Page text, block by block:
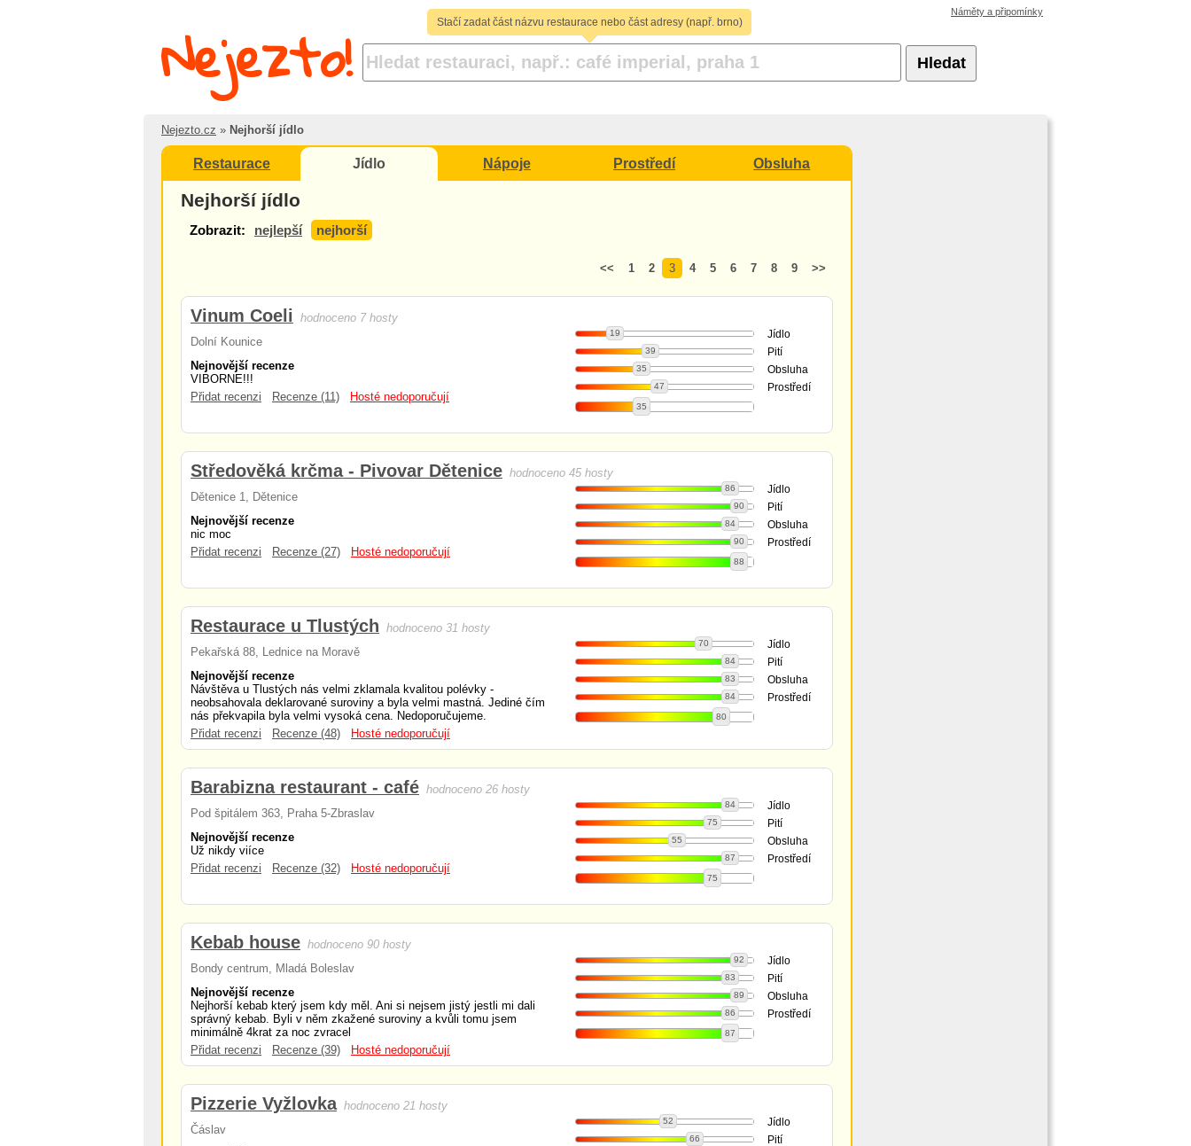
Stačí zadat část názvu restaurace nebo část adresy (např. brno)
Nejezto! Hledat
Nejezto.cz » Nejhorší jídlo
Restaurace Jídlo Nápoje Prostředí Obsluha
Nejhorší jídlo
Zobrazit: nejlepší nejhorší
<< 1 2 3 4 5 6 7 8 9 >>
Vinum Coeli hodnoceno 7 hosty
Dolní Kounice
Nejnovější recenze
VIBORNE!!!
Přidat recenzi
Recenze (11) Hosté nedoporučují
19 Jídlo
39 Pití
35 Obsluha
47 Prostředí
35
Středověká krčma - Pivovar Dětenice hodnoceno 45 hosty
Dětenice 1, Dětenice
Nejnovější recenze
nic moc
Přidat recenzi
Recenze (27) Hosté nedoporučují
86 Jídlo
90 Pití
84 Obsluha
90 Prostředí
88
Restaurace u Tlustých hodnoceno 31 hosty
Pekařská 88, Lednice na Moravě
Nejnovější recenze
Návštěva u Tlustých nás velmi zklamala kvalitou polévky -
neobsahovala deklarované suroviny a byla velmi mastná. Jediné čím
nás překvapila byla velmi vysoká cena. Nedoporučujeme.
Přidat recenzi
Recenze (48) Hosté nedoporučují
70 Jídlo
84 Pití
83 Obsluha
84 Prostředí
80
Barabizna restaurant - café hodnoceno 26 hosty
Pod špitálem 363, Praha 5-Zbraslav
Nejnovější recenze
Už nikdy viíce
Přidat recenzi
Recenze (32) Hosté nedoporučují
84 Jídlo
75 Pití
55 Obsluha
87 Prostředí
75
Kebab house hodnoceno 90 hosty
Bondy centrum, Mladá Boleslav
Nejnovější recenze
Nejhorší kebab který jsem kdy měl. Ani si nejsem jistý jestli mi dali
správný kebab. Byli v něm zkažené suroviny a kvůli tomu jsem
minimálně 4krat za noc zvracel
Přidat recenzi
Recenze (39) Hosté nedoporučují
92 Jídlo
83 Pití
89 Obsluha
86 Prostředí
87
Pizzerie Vyžlovka hodnoceno 21 hosty
Čáslav
52 Jídlo
66 Pití
Náměty a připomínky